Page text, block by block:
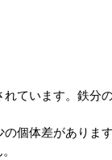
ています。鉄分
個体差がありま